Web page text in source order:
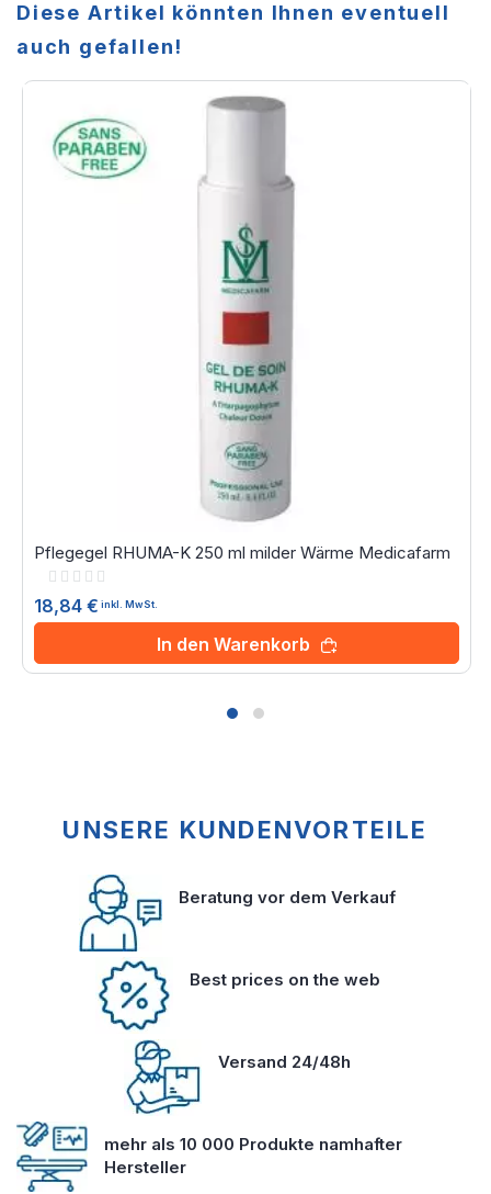
Diese Artikel könnten Ihnen eventuell
auch gefallen!
Pflegegel RHUMA-K 250 ml milder Wärme Medicafarm
Rating:
18,84 € inkl. MwSt.
In den Warenkorb
UNSERE KUNDENVORTEILE
Beratung vor dem Verkauf
Best prices on the web
Versand 24/48h
mehr als 10 000 Produkte namhafter
Hersteller